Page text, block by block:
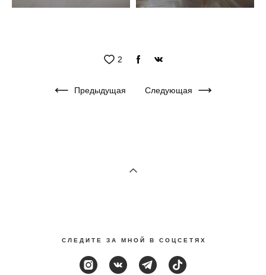
2
Предыдущая Следующая
С Л Е Д И Т Е З А М Н О Й В С О Ц С Е Т Я Х